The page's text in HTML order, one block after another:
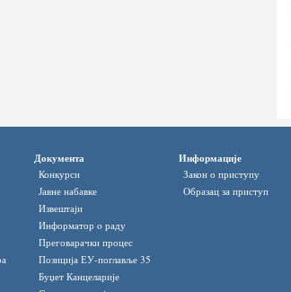
Документа
Конкурси
Јавне набавке
Извештаји
Информатор o раду
Преговарачки процес
Позиција ЕУ-поглавље 35
Буџет Канцеларије
Информације
Закон о приступу
Oбразац за приступ